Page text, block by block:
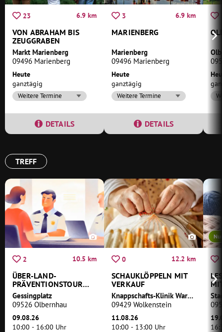
23 6.9 km
VON ABRAHAM BIS
ZEUGGRABEN
Markt Marienberg
09496 Marienberg
Heute
ganztägig
Weitere Termine
DETAILS
3 6.9 km
MARIENBERG
Marienberg
09496 Marienberg
Heute
ganztägig
Weitere Termine
DETAILS
TREFF
2 10.5 km
ÜBER-LAND-
PRÄVENTIONSTOUR
DER
POLIZEIDIREKTION
CHEMNITZ
Gessingplatz
09526 Olbernhau
09.08.26
10:00 - 16:00 Uhr
0 12.2 km
SCHAUKLÖPPELN MIT
VERKAUF
Knappschafts-Klinik Warmbad
09429 Wolkenstein
11.08.26
10:00 - 13:00 Uhr